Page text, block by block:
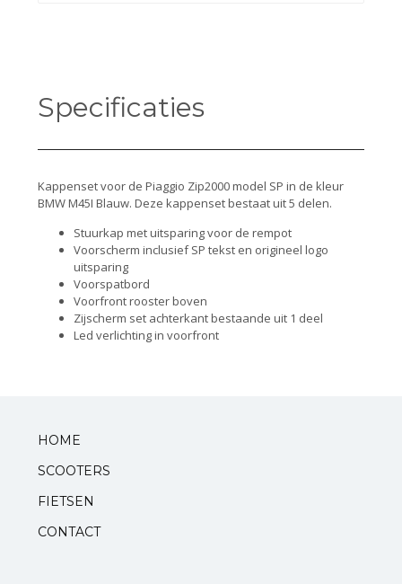
Specificaties
Kappenset voor de Piaggio Zip2000 model SP in de kleur
BMW M45I Blauw. Deze kappenset bestaat uit 5 delen.
Stuurkap met uitsparing voor de rempot
Voorscherm inclusief SP tekst en origineel logo
uitsparing
Voorspatbord
Voorfront rooster boven
Zijscherm set achterkant bestaande uit 1 deel
Led verlichting in voorfront
HOME
SCOOTERS
FIETSEN
CONTACT